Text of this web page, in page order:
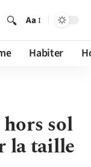
Aa
Habiter
sol
la taille